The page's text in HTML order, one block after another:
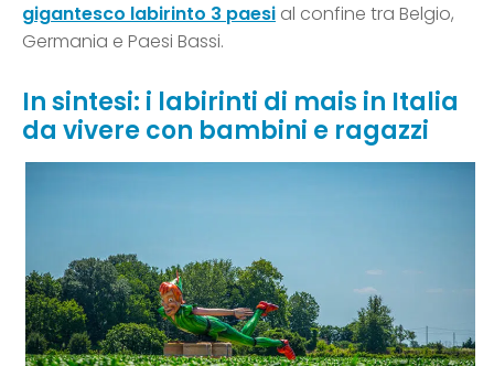
gigantesco labirinto 3 paesi al confine tra Belgio,
Germania e Paesi Bassi.
In sintesi: i labirinti di mais in Italia
da vivere con bambini e ragazzi